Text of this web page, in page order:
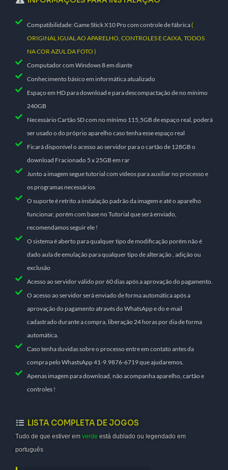
Compatibilidade: Game Stick X10 Pro com controle de fábrica(
ORIGINAL IGUAL AO APARELHO, CONTROLES E CAIXA, TODOS
NA COR AZUL DA FOTO )
Computador com Windows 8 em diante
Conhecimento básico em informática atualizado
Espaço em HD para download e para descompactação de no mínimo
240GB
Necessário Cartão SD com no mínimo 115,5GB de espaço real, poderá
ser usado o do próprio aparelho caso tenha esse espaço real
Ficará disponível o acesso ao servidor para o cartão de 128GB o
download Fracionado 5 x 25GB em rar
Junto a imagem segue tutorial com vídeos para auxiliar no processo e
os programas necessários
O suporte é retrito a instalação padrão da imagem e até o aparelho
funcionar, porém com base no Tutorial que será enviado,
recomendamos seguir ele !
O sistema é aberto para qualquer tipo de modificação porém não é
dado aula de emulação para qualquer tipo de alteração , adição ou
exclusão
Acesso ao servidor válido por 60 dias após a aprovação do pagamento.
O acesso ao servidor será enviado de forma automática após a
aprovação do pagamento através do WhatsApp e do e-mail
cadastrado durante a compra, liberação 24 horas por dia de forma
automática.
Caso tenha duvidas sobre o processo entre em contato antes da
compra pelo WhastsApp 41-9.9876-6719 que ajudaremos.
Apenas imagem para download, não acompanha aparelho, cartão e
controles !
LISTA COMPLETA DE JOGOS
Tudo de que estiver em verde está dublado ou legendado em
português